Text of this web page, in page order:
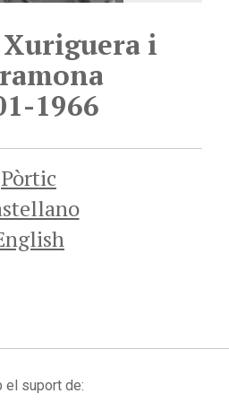
i
1966
Pòrtic
el suport de: